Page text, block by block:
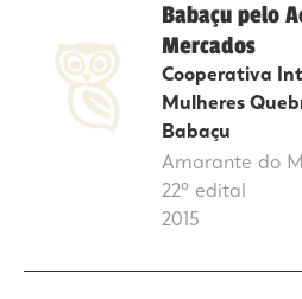
Babaçu pelo
Mercados
Cooperativa
Mulheres
Babaçu
Amarante do
22º edital
2015